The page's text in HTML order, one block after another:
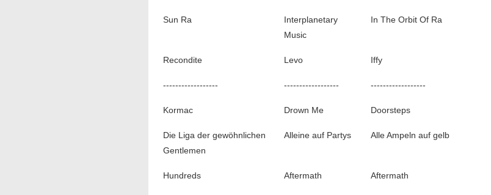
Sun Ra
Interplanetary
Music
In The Orbit Of Ra
Recondite Levo Iffy
------------------ ------------------ ------------------
Kormac Drown Me Doorsteps
Die Liga der gewöhnlichen
Gentlemen
Alleine auf Partys Alle Ampeln auf gelb
Hundreds Aftermath Aftermath